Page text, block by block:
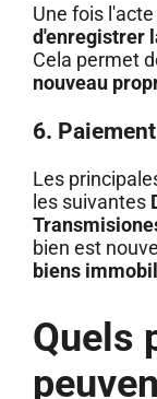
Une fois
d'enregistrer
Cela permet
nouveau
6.
Les
les suivantes
bien est
biens
Quels